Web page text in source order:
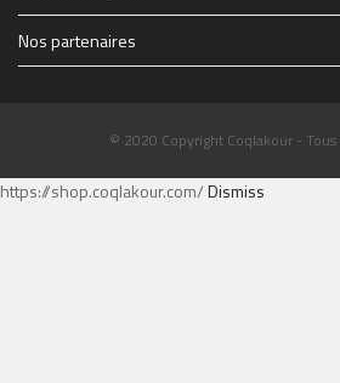
Nos partenaires
© 2020 Copyright Coqlakour -
https://shop.coqlakour.com/Dismiss